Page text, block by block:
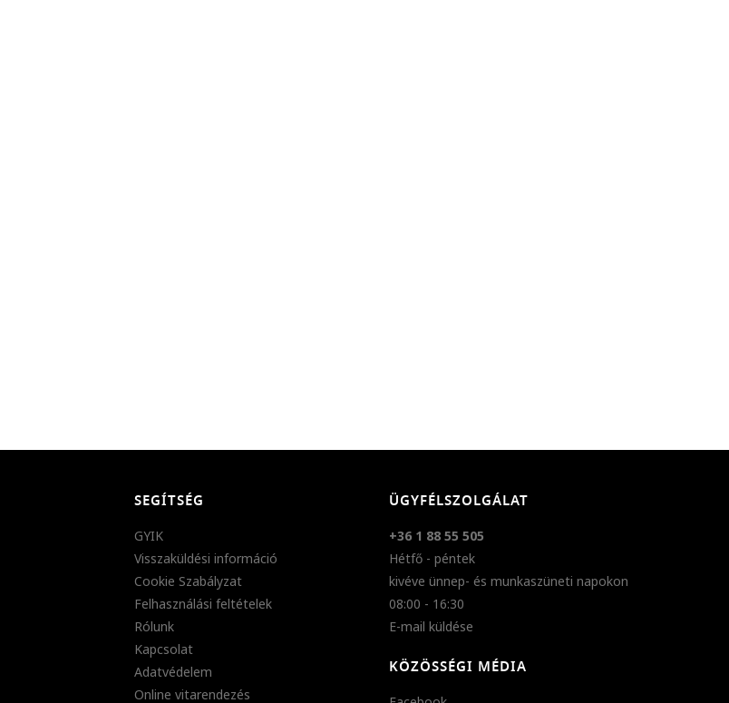
SEGÍTSÉG
GYIK
Visszaküldési információ
Cookie Szabályzat
Felhasználási feltételek
Rólunk
Kapcsolat
Adatvédelem
Online vitarendezés
ÜGYFÉLSZOLGÁLAT
+36 1 88 55 505
Hétfő - péntek
kivéve ünnep- és munkaszüneti napokon
08:00 - 16:30
E-mail küldése
KÖZÖSSÉGI MÉDIA